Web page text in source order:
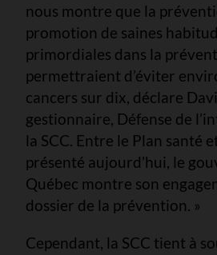
nous montre que la
promotion de saines
primordiales dans la
permettraient d’éviter
cancers sur dix, déclare
gestionnaire, Défense de
la SCC. Entre le Plan santé
présenté aujourd’hui, le
Québec montre son
dossier de la prévention. »
Cependant, la SCC tient à